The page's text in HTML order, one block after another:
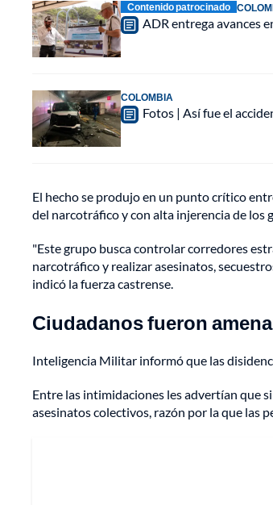
Contenido patrocinado
ADR entrega avances
COLOMBIA
Fotos | Así fue el
El hecho se produjo en un punto crítico
del narcotráfico y con alta injerencia de los
"Este grupo busca controlar corredores
narcotráfico y realizar asesinatos,
indicó la fuerza castrense.
Ciudadanos fueron
Inteligencia Militar informó que las
Entre las intimidaciones les advertían que
asesinatos colectivos, razón por la que las